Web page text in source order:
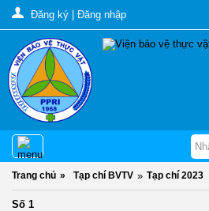
Đăng ký Đăng nhập
Trang chủ » Tạp chí BVTV » Tạp chí 2023
Số 1